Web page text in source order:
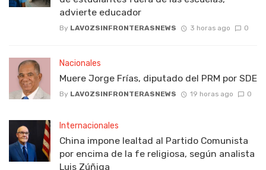
advierte educador
By LAVOZSINFRONTERASNEWS 3 horas ago 0
Nacionales
Muere Jorge Frías, diputado del PRM por SDE
By LAVOZSINFRONTERASNEWS 19 horas ago 0
Internacionales
China impone lealtad al Partido Comunista
por encima de la fe religiosa, según analista
Luis Zúñiga